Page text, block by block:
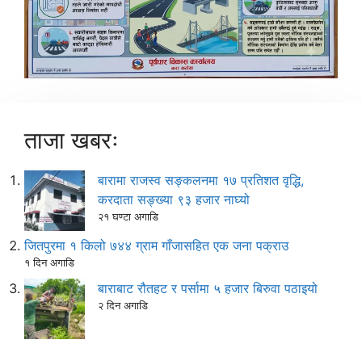
ताजा खबरः
बारामा राजस्व सङ्कलनमा १७ प्रतिशत वृद्धि,
करदाता सङ्ख्या ९३ हजार नाघ्यो
२१ घण्टा अगाडि
जितपुरमा १ किलो ७४४ ग्राम गाँजासहित एक जना पक्राउ
१ दिन अगाडि
बाराबाट रौतहट र पर्सामा ५ हजार बिरुवा पठाइयो
२ दिन अगाडि